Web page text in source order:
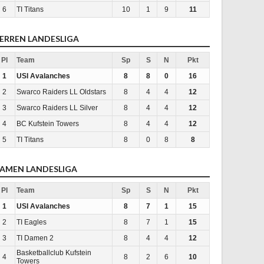
6 TI Titans 10 1 9 11
LANDESLIGA
Pl Team Sp S N
Pkt
1
USI Avalanches 8 8 0
16
2
Swarco Raiders LL Oldstars 8 4 4
12
3
Swarco Raiders LL Silver 8 4 4
12
4
BC Kufstein Towers 8 4 4
12
5
TI Titans 8 0 8 8
LANDESLIGA
Pl Team Sp S N
Pkt
1
USI Avalanches 8 7 1
15
2
TI Eagles 8 7 1
15
3
TI Damen 2 8 4 4 12
4
Basketballclub Kufstein
Towers
8 2 6 10